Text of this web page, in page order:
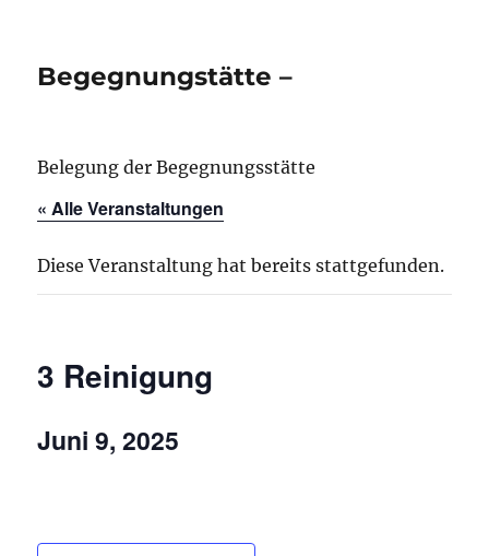
Begegnungstätte –
Belegung der Begegnungsstätte
« Alle Veranstaltungen
Diese Veranstaltung hat bereits stattgefunden.
3 Reinigung
Juni 9, 2025